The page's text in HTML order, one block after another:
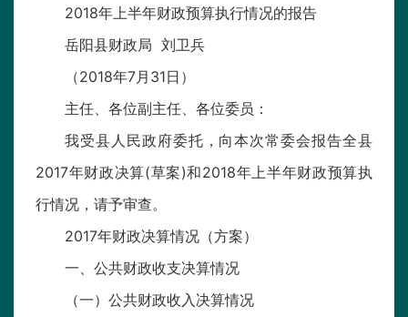
2018年上半年财政预算执行情况的报告
岳阳县财政局 刘卫兵
（2018年7月31日）
主任、各位副主任、各位委员：
我受县人民政府委托，向本次常委会报告全县
2017年财政决算(草案)和2018年上半年财政预算执
行情况，请予审查。
2017年财政决算情况（方案）
一、公共财政收支决算情况
（一）公共财政收入决算情况